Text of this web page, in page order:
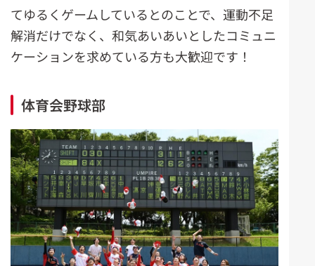
てゆるくゲームしているとのことで、運動不足
解消だけでなく、和気あいあいとしたコミュニ
ケーションを求めている方も大歓迎です！
体育会野球部